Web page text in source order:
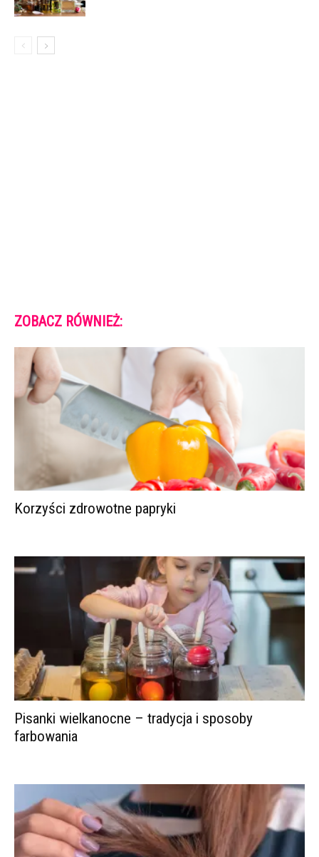
ZOBACZ RÓWNIEŻ:
Korzyści zdrowotne papryki
Pisanki wielkanocne – tradycja i sposoby
farbowania